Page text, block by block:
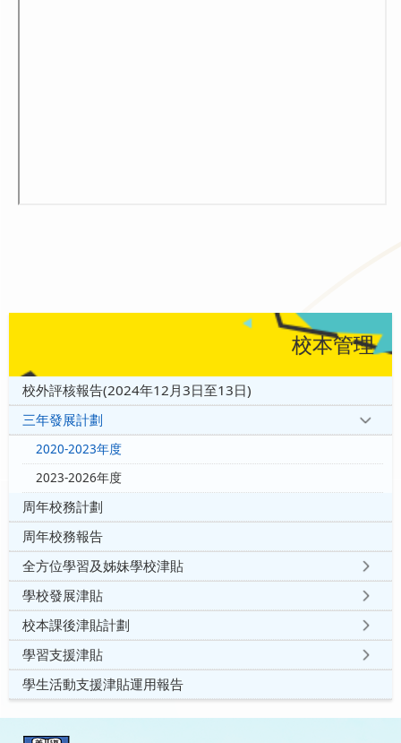
校本管理
校外評核報告(2024年12月3日至13日)
三年發展計劃
2020-2023年度
2023-2026年度
周年校務計劃
周年校務報告
全方位學習及姊妹學校津貼
學校發展津貼
校本課後津貼計劃
學習支援津貼
學生活動支援津貼運用報告